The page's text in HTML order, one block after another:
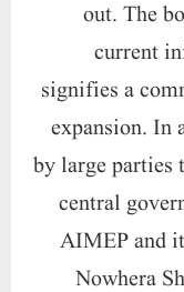
Nowhera
Their
community
act as a
faced
approach
significantly
peace and